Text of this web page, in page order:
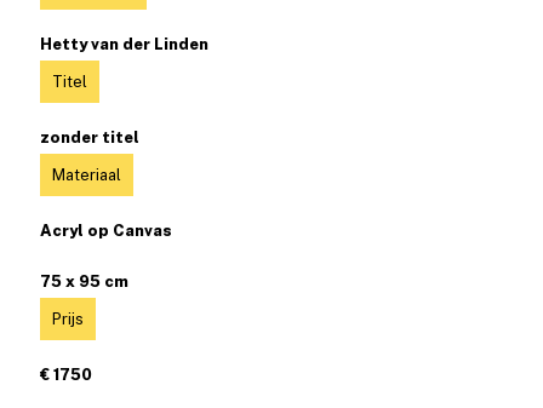
Hetty van der Linden
Titel
zonder titel
Materiaal
Acryl op Canvas
75 x 95 cm
Prijs
€ 1750